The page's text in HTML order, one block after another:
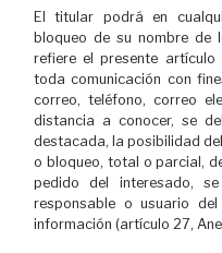
El titular podrá en
bloqueo de su nombre
refiere el presente
toda comunicación con
correo, teléfono, correo
distancia a conocer, se
destacada, la posibilidad
o bloqueo, total o parcial,
pedido del interesado,
responsable o usuario
información (artículo 27,